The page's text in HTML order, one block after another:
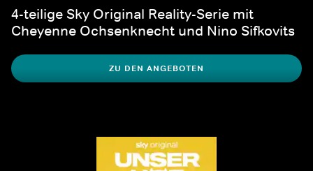
4-teilige Sky Original Reality-Serie mit
Cheyenne Ochsenknecht und Nino Sifkovits
ZU DEN ANGEBOTEN